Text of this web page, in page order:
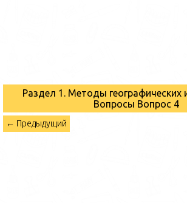
Раздел 1. Методы географических
Вопросы Вопрос 4
← Предыдущий